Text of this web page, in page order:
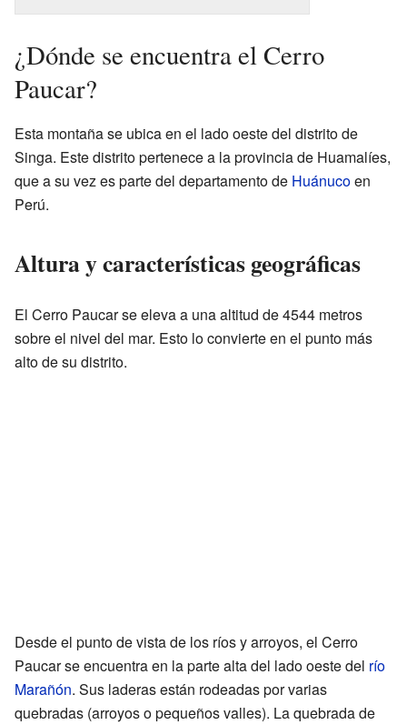
¿Dónde se encuentra el Cerro
Paucar?
Esta montaña se ubica en el lado oeste del distrito de
Singa. Este distrito pertenece a la provincia de Huamalíes,
que a su vez es parte del departamento de Huánucoen
Perú.
Altura y características geográficas
El Cerro Paucar se eleva a una altitud de 4544 metros
sobre el nivel del mar. Esto lo convierte en el punto más
alto de su distrito.
Desde el punto de vista de los ríos y arroyos, el Cerro
Paucar se encuentra en la parte alta del lado oeste del río
Marañón. Sus laderas están rodeadas por varias
quebradas (arroyos o pequeños valles). La quebrada de